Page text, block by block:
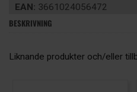
EAN: 3661024056472
BESKRIVNING
Liknande produkter och/eller